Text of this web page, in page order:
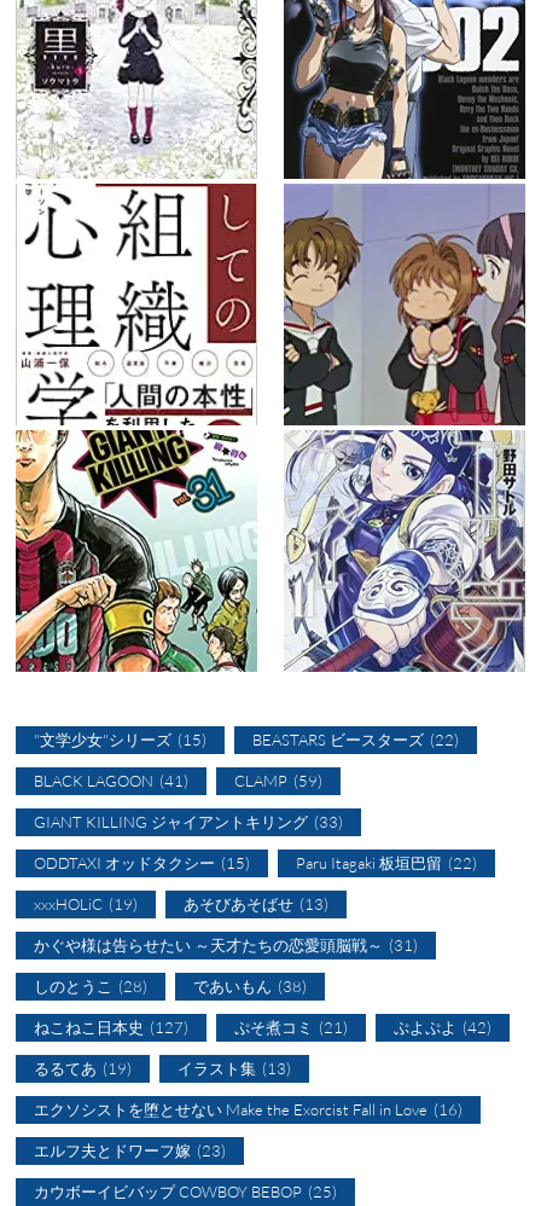
"文学少女"シリーズ (15) BEASTARS ビースターズ (22)
BLACK LAGOON (41) CLAMP (59)
GIANT KILLING ジャイアントキリング (33)
ODDTAXI オッドタクシー (15) Paru Itagaki 板垣巴留 (22)
xxxHOLiC (19) あそびあそばせ (13)
かぐや様は告らせたい ～天才たちの恋愛頭脳戦～ (31)
しのとうこ (28) であいもん (38)
ねこねこ日本史 (127) ぷそ煮コミ (21) ぷよぷよ (42)
るるてあ (19) イラスト集 (13)
エクソシストを堕とせない Make the Exorcist Fall in Love (16)
エルフ夫とドワーフ嫁 (23)
カウボーイビバップ COWBOY BEBOP (25)